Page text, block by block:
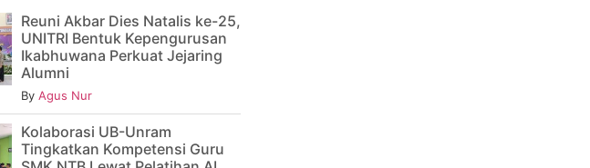
Reuni Akbar Dies Natalis ke-25,
UNITRI Bentuk Kepengurusan
Ikabhuwana Perkuat Jejaring
Alumni
By Agus Nur
Kolaborasi UB-Unram
Tingkatkan Kompetensi Guru